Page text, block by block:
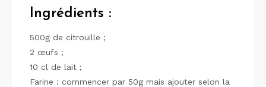
Ingrédients :
500g de citrouille ;
2 œufs ;
10 cl de lait ;
Farine : commencer par 50g mais ajouter selon la